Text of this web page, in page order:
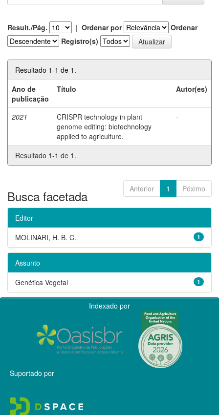
Result./Pág. | Ordenar por
Ordenar
Registro(s)
Resultado 1-1 de 1.
Ano de
publicação
Título Autor(es)
2021
CRISPR technology in plant
genome editing: biotechnology
applied to agriculture.
-
Resultado 1-1 de 1.
Anterior 1 Póximo
Busca facetada
Editor
1
MOLINARI, H. B. C.
Assunto
1
Genética Vegetal
Indexado por
Suportado por